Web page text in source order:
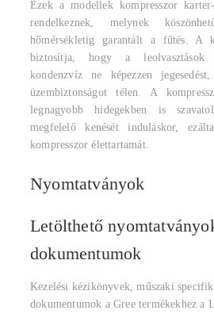
Ezek a modellek kompresszor
rendelkeznek, melynek
hőmérsékletig garantált a fűtés. A
biztosítja, hogy a leolvasztások
kondenzvíz ne képezzen
üzembiztonságot télen. A
legnagyobb hidegekben is
megfelelő kenését induláskor,
kompresszor élettartamát.
Nyomtatványok
Letölthető
dokumentumok
Kezelési kézikönyvek, műszaki
dokumentumok a Gree termékekhez a